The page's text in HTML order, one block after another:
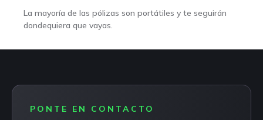
La mayoría de las pólizas son portátiles y te seguirán
dondequiera que vayas.
PONTE EN CONTACTO